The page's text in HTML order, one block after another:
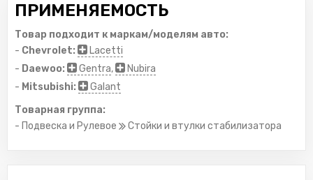
ПРИМЕНЯЕМОСТЬ
Товар подходит к маркам/моделям авто:
- Chevrolet:
Lacetti
- Daewoo: Gentra,
Nubira
- Mitsubishi:
Galant
Товарная группа:
- Подвеска и Рулевое
Стойки и втулки стабилизатора